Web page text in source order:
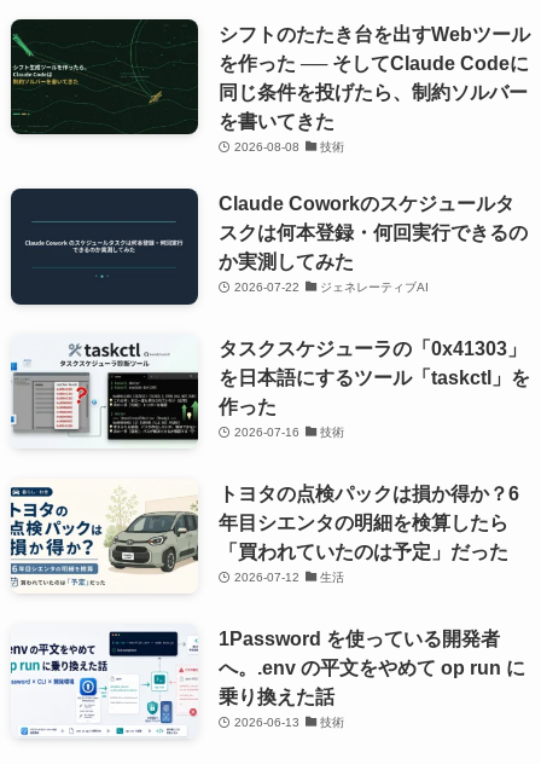
シフトのたたき台を出すWebツール
を作った ── そしてClaude Codeに
同じ条件を投げたら、制約ソルバー
を書いてきた
2026-08-08 技術
Claude Coworkのスケジュールタ
スクは何本登録・何回実行できるの
か実測してみた
2026-07-22 ジェネレーティブAI
タスクスケジューラの「0x41303」
を日本語にするツール「taskctl」を
作った
2026-07-16 技術
トヨタの点検パックは損か得か？6
年目シエンタの明細を検算したら
「買われていたのは予定」だった
2026-07-12 生活
1Password を使っている開発者
へ。.env の平文をやめて op run に
乗り換えた話
2026-06-13 技術